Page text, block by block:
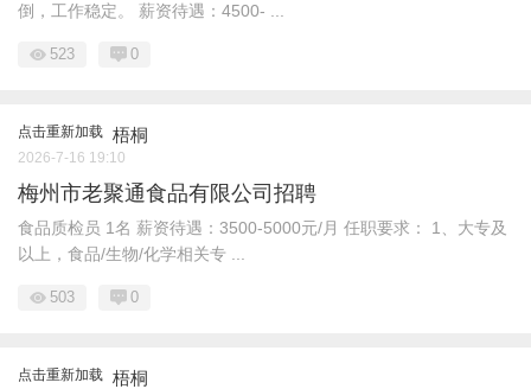
倒，工作稳定。 薪资待遇：4500- ...
523 0
点击重新加载 梧桐
2026-7-16 19:10
梅州市老聚通食品有限公司招聘
食品质检员 1名 薪资待遇：3500-5000元/月 任职要求： 1、大专及
以上，食品/生物/化学相关专 ...
503 0
点击重新加载 梧桐